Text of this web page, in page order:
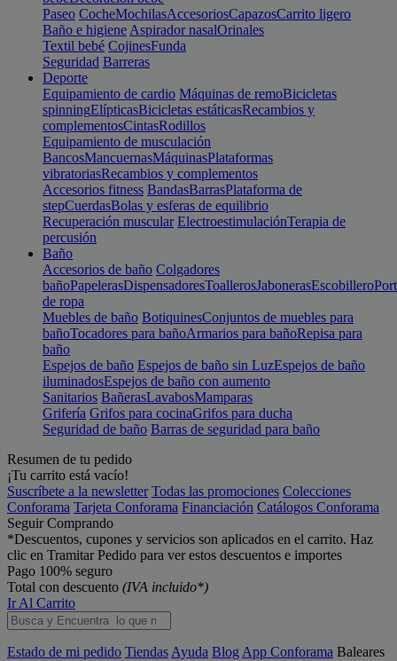
Paseo CocheMochilasAccesoriosCapazosCarrito ligero
Baño e higiene Aspirador nasalOrinales
Textil bebé CojinesFunda
Seguridad Barreras
Deporte
Equipamiento de cardio Máquinas de remoBicicletas
spinningElípticasBicicletas estáticasRecambios y
complementosCintasRodillos
Equipamiento de musculación
BancosMancuernasMáquinasPlataformas
vibratoriasRecambios y complementos
Accesorios fitness BandasBarrasPlataforma de
stepCuerdasBolas y esferas de equilibrio
Recuperación muscular ElectroestimulaciónTerapia de
percusión
Baño
Accesorios de baño Colgadores
bañoPapelerasDispensadoresToallerosJabonerasEscobillero
de ropa
Muebles de baño BotiquinesConjuntos de muebles para
bañoTocadores para bañoArmarios para bañoRepisa para
baño
Espejos de baño Espejos de baño sin LuzEspejos de baño
iluminadosEspejos de baño con aumento
Sanitarios BañerasLavabosMamparas
Grifería Grifos para cocinaGrifos para ducha
Seguridad de baño Barras de seguridad para baño
Resumen de tu pedido
¡Tu carrito está vacío!
Suscríbete a la newsletter Todas las promociones Colecciones
Conforama Tarjeta Conforama Financiación Catálogos Conforama
Seguir Comprando
*Descuentos, cupones y servicios son aplicados en el carrito. Haz
clic en Tramitar Pedido para ver estos descuentos e importes
Pago 100% seguro
Total con descuento (IVA incluido*)
Ir Al Carrito
Estado de mi pedido Tiendas Ayuda Blog App Conforama Baleares